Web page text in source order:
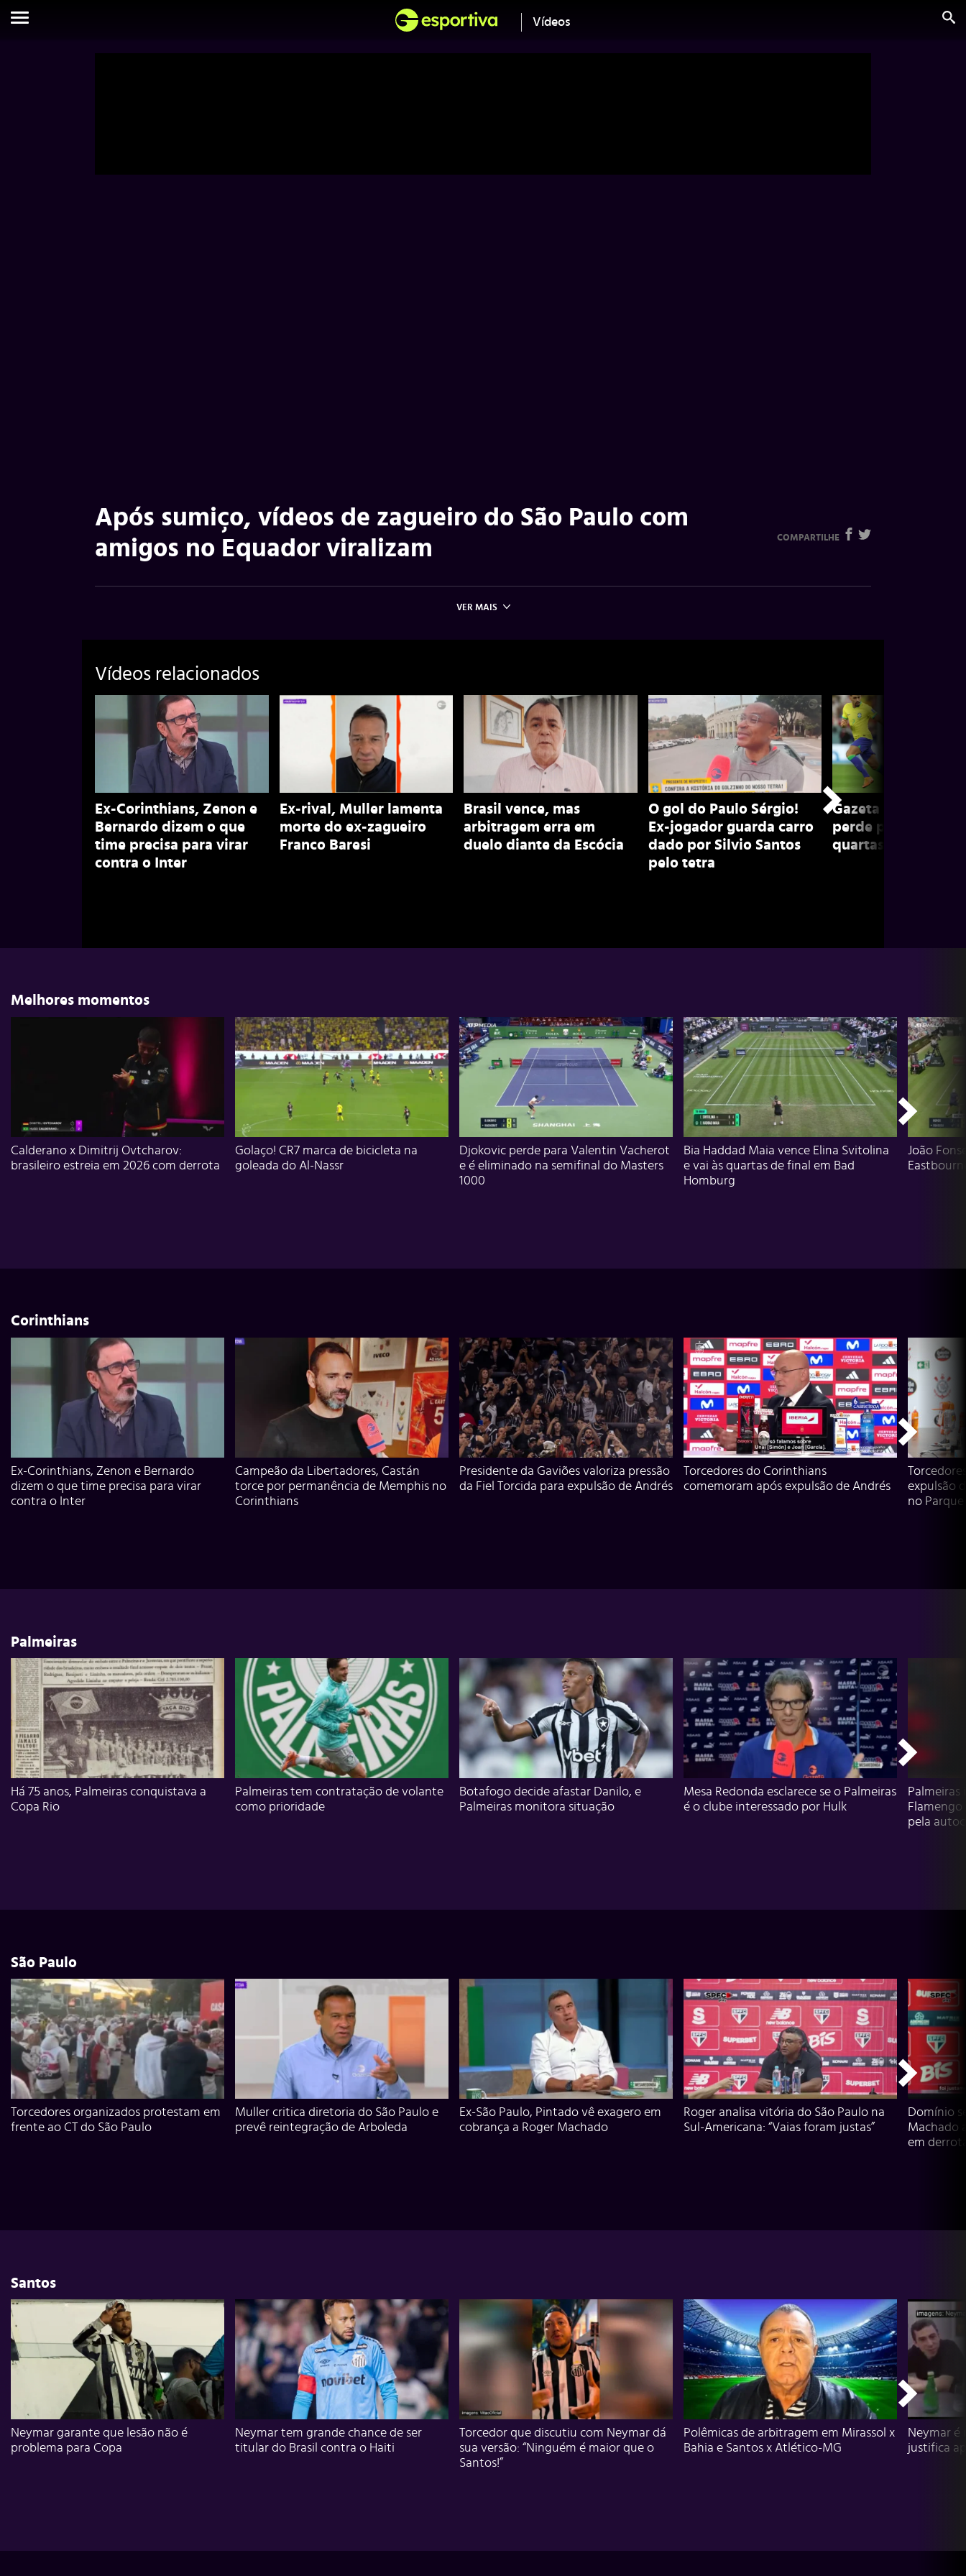
Vídeos
Após sumiço, vídeos de zagueiro do São Paulo com
amigos no Equador viralizam
COMPARTILHE
VER MAIS
Vídeos relacionados
Ex-Corinthians, Zenon e
Bernardo dizem o que
time precisa para virar
contra o Inter
Ex-rival, Muller lamenta
morte do ex-zagueiro
Franco Baresi
Brasil vence, mas
arbitragem erra em
duelo diante da Escócia
O gol do Paulo Sérgio!
Ex-jogador guarda carro
dado por Silvio Santos
pelo tetra
Gazeta na Copa:
perde para
quartas em 2018 e
Melhores momentos
Calderano x Dimitrij Ovtcharov:
brasileiro estreia em 2026 com derrota
Golaço! CR7 marca de bicicleta na
goleada do Al-Nassr
Djokovic perde para Valentin Vacherot
e é eliminado na semifinal do Masters
1000
Bia Haddad Maia vence Elina Svitolina
e vai às quartas de final em Bad
Homburg
João
Corinthians
Ex-Corinthians, Zenon e Bernardo
dizem o que time precisa para virar
contra o Inter
Campeão da Libertadores, Castán
torce por permanência de Memphis no
Corinthians
Presidente da Gaviões valoriza pressão
da Fiel Torcida para expulsão de Andrés
Torcedores do Corinthians
comemoram após expulsão de Andrés
expulsão
no Parque
Palmeiras
Há 75 anos, Palmeiras conquistava a
Copa Rio
Palmeiras tem contratação de volante
como prioridade
Botafogo decide afastar Danilo, e
Palmeiras monitora situação
Mesa Redonda esclarece se o Palmeiras
é o clube interessado por Hulk
Flamengo
pela
São Paulo
Torcedores organizados protestam em
frente ao CT do São Paulo
Muller critica diretoria do São Paulo e
prevê reintegração de Arboleda
Ex-São Paulo, Pintado vê exagero em
cobrança a Roger Machado
Roger analisa vitória do São Paulo na
Sul-Americana: “Vaias foram justas”
Domínio
Machado
em
Santos
Neymar garante que lesão não é
problema para Copa
Neymar tem grande chance de ser
titular do Brasil contra o Haiti
Torcedor que discutiu com Neymar dá
sua versão: “Ninguém é maior que o
Santos!”
Polêmicas de arbitragem em Mirassol x
Bahia e Santos x Atlético-MG
Neymar é
justifica